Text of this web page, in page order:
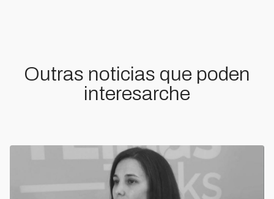
Outras noticias que poden
interesarche